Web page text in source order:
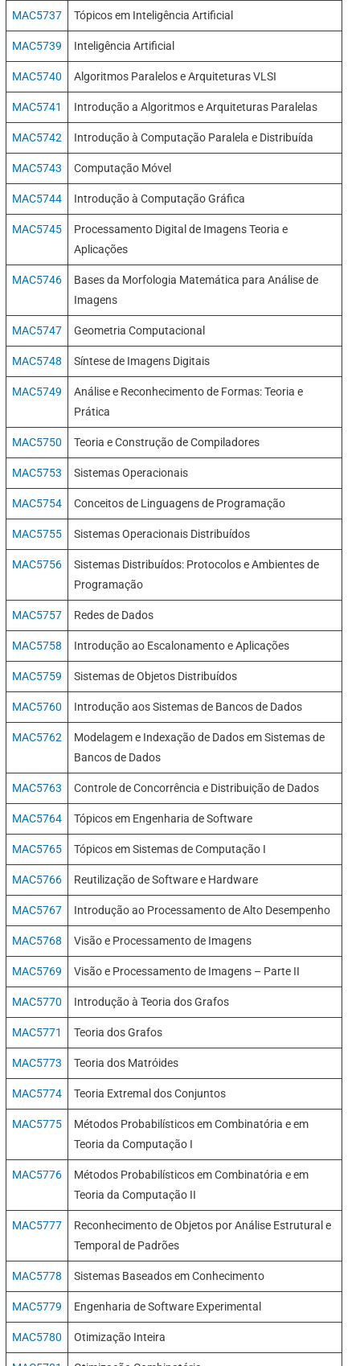
MAC5737 Tópicos em Inteligência Artificial
MAC5739 Inteligência Artificial
MAC5740 Algoritmos Paralelos e Arquiteturas VLSI
MAC5741 Introdução a Algoritmos e Arquiteturas Paralelas
MAC5742 Introdução à Computação Paralela e Distribuída
MAC5743 Computação Móvel
MAC5744 Introdução à Computação Gráfica
MAC5745
Processamento Digital de Imagens Teoria e
Aplicações
MAC5746
Bases da Morfologia Matemática para Análise de
Imagens
MAC5747 Geometria Computacional
MAC5748 Síntese de Imagens Digitais
MAC5749
Análise e Reconhecimento de Formas: Teoria e
Prática
MAC5750 Teoria e Construção de Compiladores
MAC5753 Sistemas Operacionais
MAC5754 Conceitos de Linguagens de Programação
MAC5755 Sistemas Operacionais Distribuídos
MAC5756
Sistemas Distribuídos: Protocolos e Ambientes de
Programação
MAC5757 Redes de Dados
MAC5758 Introdução ao Escalonamento e Aplicações
MAC5759 Sistemas de Objetos Distribuídos
MAC5760 Introdução aos Sistemas de Bancos de Dados
MAC5762
Modelagem e Indexação de Dados em Sistemas de
Bancos de Dados
MAC5763 Controle de Concorrência e Distribuição de Dados
MAC5764 Tópicos em Engenharia de Software
MAC5765 Tópicos em Sistemas de Computação I
MAC5766 Reutilização de Software e Hardware
MAC5767 Introdução ao Processamento de Alto Desempenho
MAC5768 Visão e Processamento de Imagens
MAC5769 Visão e Processamento de Imagens – Parte II
MAC5770 Introdução à Teoria dos Grafos
MAC5771 Teoria dos Grafos
MAC5773 Teoria dos Matróides
MAC5774 Teoria Extremal dos Conjuntos
MAC5775
Métodos Probabilísticos em Combinatória e em
Teoria da Computação I
MAC5776
Métodos Probabilísticos em Combinatória e em
Teoria da Computação II
MAC5777
Reconhecimento de Objetos por Análise Estrutural e
Temporal de Padrões
MAC5778 Sistemas Baseados em Conhecimento
MAC5779 Engenharia de Software Experimental
MAC5780 Otimização Inteira